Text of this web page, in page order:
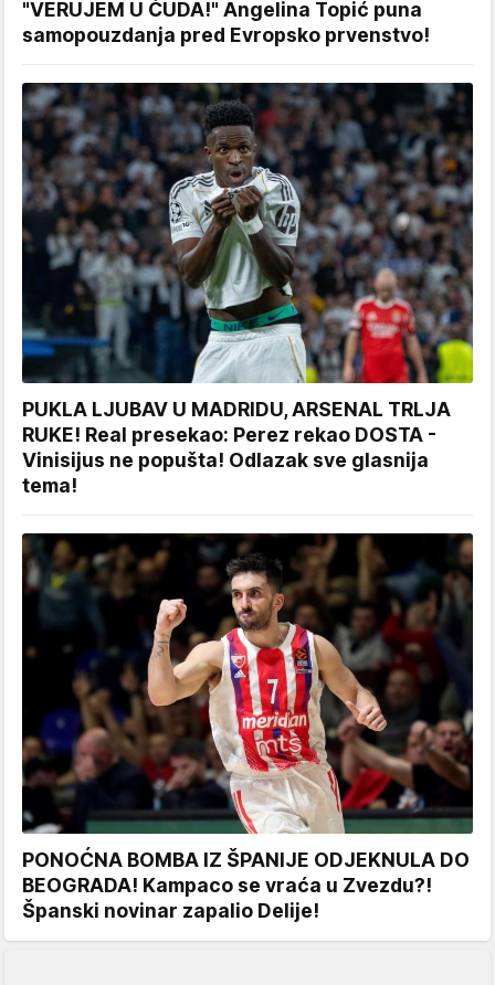
"VERUJEM U ČUDA!" Angelina Topić puna
samopouzdanja pred Evropsko prvenstvo!
PUKLA LJUBAV U MADRIDU, ARSENAL TRLJA
RUKE! Real presekao: Perez rekao DOSTA -
Vinisijus ne popušta! Odlazak sve glasnija
tema!
PONOĆNA BOMBA IZ ŠPANIJE ODJEKNULA DO
BEOGRADA! Kampaco se vraća u Zvezdu?!
Španski novinar zapalio Delije!